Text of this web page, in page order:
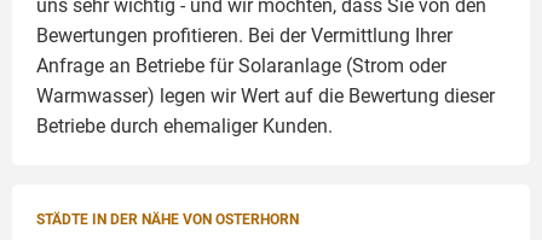
uns sehr wichtig - und wir möchten, dass Sie von den
Bewertungen profitieren. Bei der Vermittlung Ihrer
Anfrage an Betriebe für Solaranlage (Strom oder
Warmwasser) legen wir Wert auf die Bewertung dieser
Betriebe durch ehemaliger Kunden.
STÄDTE IN DER NÄHE VON OSTERHORN